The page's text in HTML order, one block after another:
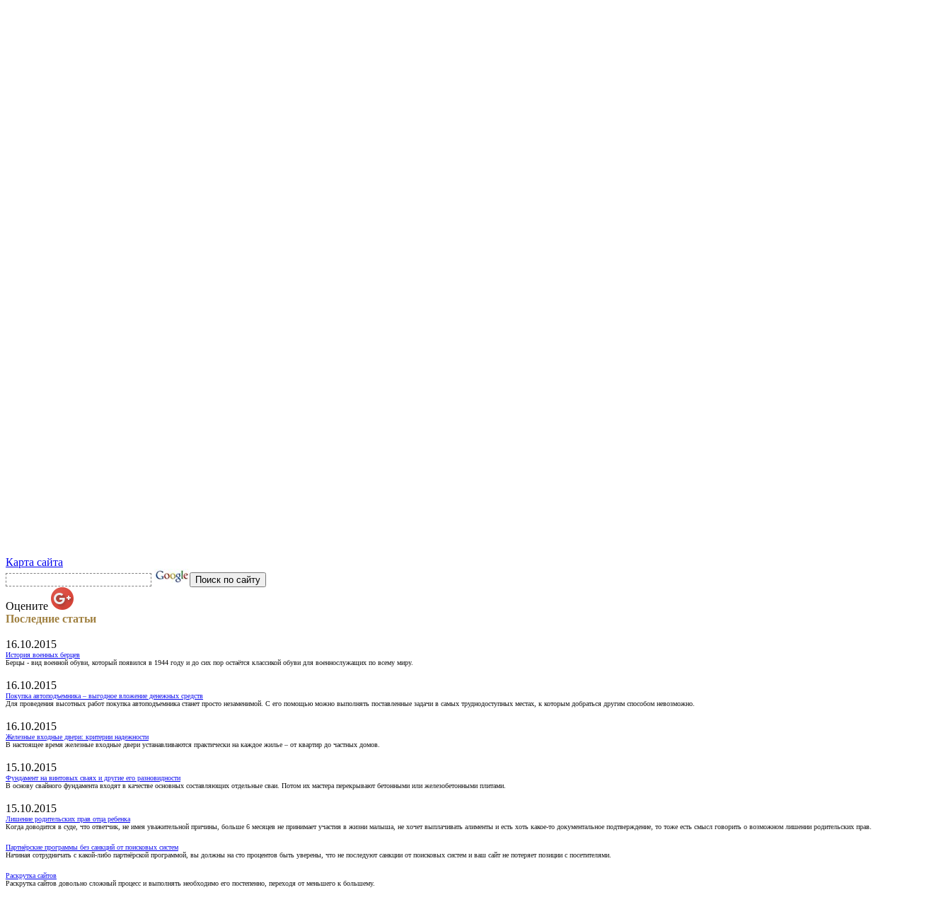
Карта сайта
Оцените
Последние статьи
16.10.2015
История военных берцев
Берцы - вид военной обуви, который появился в 1944 году и до сих пор остаётся классикой обуви для военнослужащих по всему миру.
16.10.2015
Покупка автоподъемника – выгодное вложение денежных средств
Для проведения высотных работ покупка автоподъемника станет просто незаменимой. С его помощью можно выполнять поставленные задачи в самых труднодоступных местах, к которым добраться другим способом невозможно.
16.10.2015
Железные входные двери: критерии надежности
В настоящее время железные входные двери устанавливаются практически на каждое жилье – от квартир до частных домов.
15.10.2015
Фундамент на винтовых сваях и другие его разновидности
В основу свайного фундамента входят в качестве основных составляющих отдельные сваи. Потом их мастера перекрывают бетонными или железобетонными плитами.
15.10.2015
Лишение родительских прав отца ребенка
Когда доводится в суде, что ответчик, не имея уважительной причины, больше 6 месяцев не принимает участия в жизни малыша, не хочет выплачивать алименты и есть хоть какое-то документальное подтверждение, то тоже есть смысл говорить о возможном лишении родительских прав.
Партнёрские программы без санкций от поисковых систем
Начиная сотрудничать с какой-либо партнёрской программой, вы должны на сто процентов быть уверены, что не последуют санкции от поисковых систем и ваш сайт не потеряет позиции с посетителями.
Раскрутка сайтов
Раскрутка сайтов довольно сложный процесс и выполнять необходимо его постепенно, переходя от меньшего к большему.